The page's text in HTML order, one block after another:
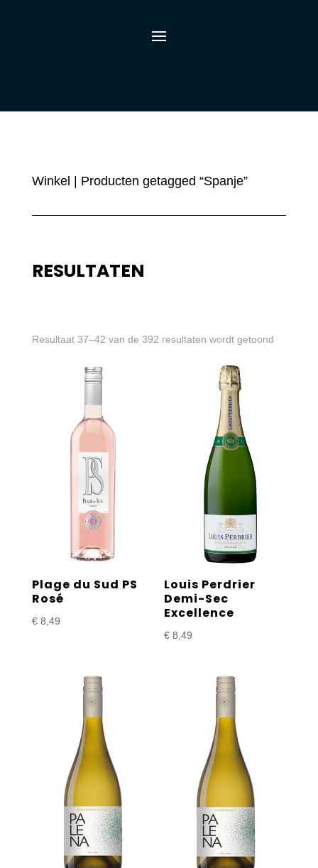
Winkel | Producten getagged “Spanje”
RESULTATEN
Resultaat 37–42 van de 392 resultaten wordt getoond
Plage du Sud PS
Rosé
€8,49
Louis Perdrier
Demi-Sec
Excellence
€ 8,49